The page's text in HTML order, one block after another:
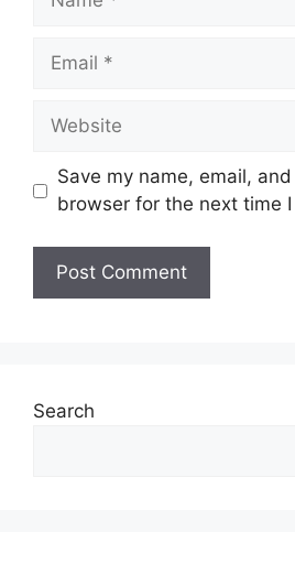
Email
Website
Save my name, email,
browser for the next time
Search